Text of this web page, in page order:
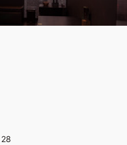
28